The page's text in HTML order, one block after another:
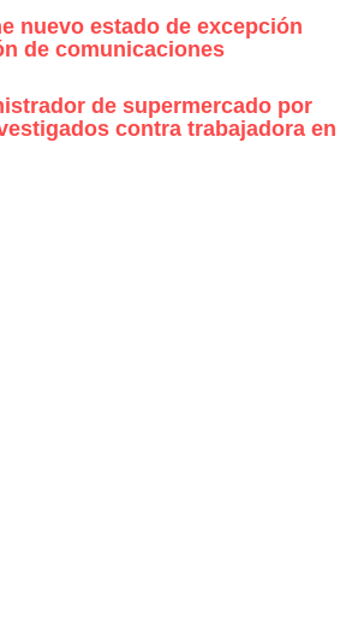
nuevo estado de excepción
de comunicaciones
de supermercado por
contra trabajadora en